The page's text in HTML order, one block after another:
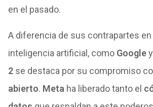
en el pasado.
A diferencia de sus contrapartes en
inteligencia artificial, como Googley
2se destaca por su compromiso
abierto. Meta ha liberado tanto el